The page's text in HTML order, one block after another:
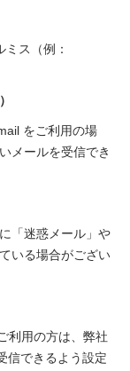
ス（例：
をご利用の場
メールを受信でき
「迷惑メール」や
いる場合がござい
利用の方は、弊社
信できるよう設定